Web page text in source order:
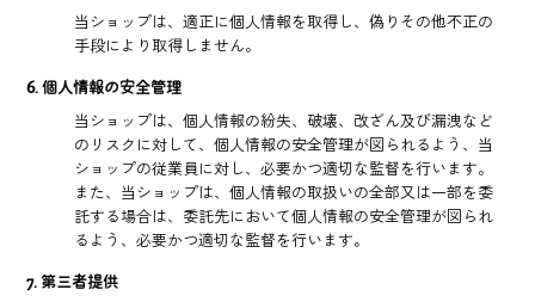
当ショップは、適正に個人情報を取得し、偽りその他不正の
手段により取得しません。
6. 個人情報の安全管理
当ショップは、個人情報の紛失、破壊、改ざん及び漏洩など
のリスクに対して、個人情報の安全管理が図られるよう、当
ショップの従業員に対し、必要かつ適切な監督を行います。
また、当ショップは、個人情報の取扱いの全部又は一部を委
託する場合は、委託先において個人情報の安全管理が図られ
るよう、必要かつ適切な監督を行います。
7. 第三者提供